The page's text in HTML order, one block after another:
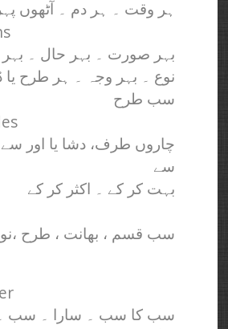
ہر وقت ۔ ہر دم ۔ آٹھوں
بہر صورت ۔ بہر حال ۔ بہر
نوع ۔ بہر وجہ ۔ ہر طرح
سب طرح
چاروں طرف، دشا یا اور
سے
بہت کر کے ۔ اکثر کر کے
سب قسم ، بھانت ، طرح
سب کا سب ۔ سارا ۔ سب